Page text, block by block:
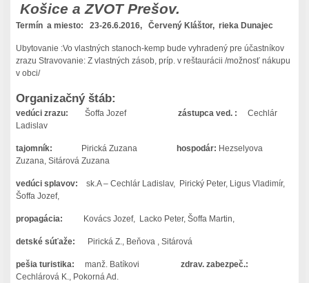
Košice a ZVOT Prešov.
Termín a miesto: 23-26.6.2016, Červený Kláštor, rieka Dunajec
Ubytovanie :Vo vlastných stanoch-kemp bude vyhradený pre účastníkov
zrazu Stravovanie: Z vlastných zásob, príp. v reštaurácii /možnosť nákupu
v obci/
Organizačný štáb:
vedúci zrazu: Šoffa Jozefzástupca ved. : Cechlár
Ladislav
tajomník: Pirická Zuzana hospodár: Hezselyova
Zuzana, Sitárová Zuzana
vedúci splavov: sk.A – Cechlár Ladislav, Pirický Peter, Ligus Vladimír,
Šoffa Jozef,
propagácia: Kovács Jozef, Lacko Peter, Šoffa Martin,
detské súťaže: Pirická Z., Beňova , Sitárová
pešia turistika: manž. Batíkovizdrav. zabezpeč.:
Cechlárová K., Pokorná Ad.